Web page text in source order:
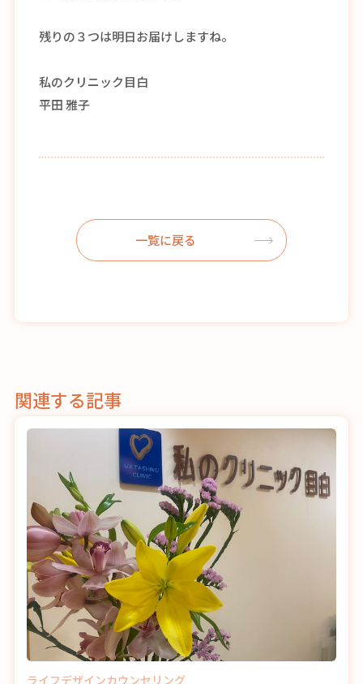
残りの３つは明日お届けしますね。
私のクリニック目白
平田 雅子
一覧に戻る
関連する記事
ライフデザインカウンセリング